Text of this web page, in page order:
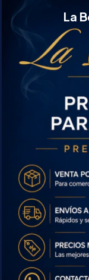
La